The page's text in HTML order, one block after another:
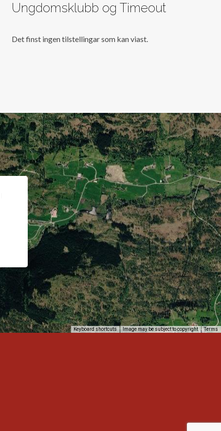
Ungdomsklubb og Timeout
Det finst ingen tilstellingar som kan viast.
Keyboard shortcuts Image may be subject to copyright Terms